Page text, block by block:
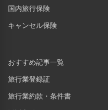
国内旅行保険
キャンセル保険
おすすめ記事一覧
旅行業登録証
旅行業約款・条件書